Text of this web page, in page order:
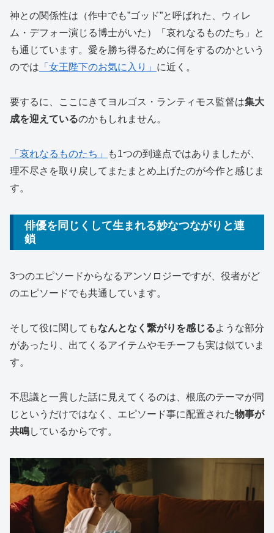
神との関係性は（作中でも”ゴッド”と呼ばれた、ウィレ
ム・デフォー演じる博士がいた）「哀れなるものたち」と
も通じています。愛を勝ち得るために何をするのかという
のでは 「女王陛下のお気に入り」 に近く。
要するに、ここにきてヨルゴス・ランティモス監督は集大
成を迎えているのかもしれません。
「哀れなるものたち」
も1つの到達点ではありましたが、
理不尽さを取り戻してまたまとめ上げたのが今作と感じま
す。
俳優を同じくして生まれる妙なつながりと連
鎖
3つのエピソードからなるアンソロジーですが、役者がど
のエピソードでも共通しています。
そして役に関してもなんとなく繋がりを感じるような部分
があったり、出てくるアイテムやモチーフも実は似ていま
す。
不思議と一貫した話に見えてくるのは、根底のテーマが同
じというだけではなく、エピソード事に配置された物事が
共鳴しているからです。